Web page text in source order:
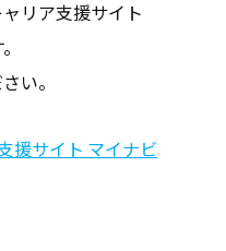
リア支援サイト
い。
援サイト マイナビ